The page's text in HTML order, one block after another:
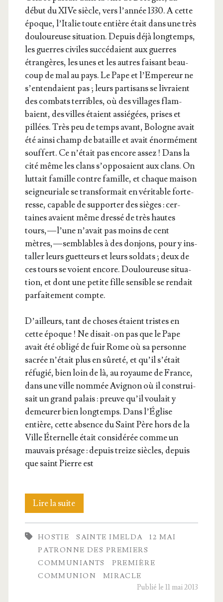
début du XIVe siècle, vers l’an­née 1330. A cette
époque, l’I­ta­lie toute entière était dans une très
dou­lou­reuse situa­tion. Depuis déjà long­temps,
les guerres civiles suc­cé­daient aux guerres
étran­gères, les unes et les autres fai­sant beau­
coup de mal au pays. Le Pape et l’Em­pe­reur ne
s’en­ten­daient pas ; leurs par­ti­sans se livraient
des com­bats ter­ribles, où des vil­lages flam­
baient, des villes étaient assié­gées, prises et
pillées. Très peu de temps avant, Bologne avait
été ain­si champ de bataille et avait énor­mé­ment
souf­fert. Ce n’é­tait pas encore assez ! Dans la
cité même les clans s’op­po­saient aux clans. On
lut­tait famille contre famille, et chaque mai­son
sei­gneu­riale se trans­for­mait en véri­table for­te­
resse, capable de sup­por­ter des sièges : cer­
taines avaient même dres­sé de très hautes
tours, — l’une n’a­vait pas moins de cent
mètres, — sem­blables à des don­jons, pour y ins­
tal­ler leurs guet­teurs et leurs sol­dats ; deux de
ces tours se voient encore. Dou­lou­reuse situa­
tion, et dont une petite fille sen­sible se ren­dait
par­fai­te­ment compte.
D’ailleurs, tant de choses étaient tristes en
cette époque ! Ne disait-on pas que le Pape
avait été obli­gé de fuir Rome où sa per­sonne
sacrée n’é­tait plus en sûre­té, et qu’il s’é­tait
réfu­gié, bien loin de là, au royaume de France,
dans une ville nom­mée Avi­gnon où il construi­
sait un grand palais : preuve qu’il vou­lait y
demeu­rer bien long­temps. Dans l’Église
entière, cette absence du Saint Père hors de la
Ville Éter­nelle était consi­dé­rée comme un
mau­vais pré­sage : depuis treize siècles, depuis
que saint Pierre est
Lire la suiteLa
com­
mu­
nion
d’Imalda
HOSTIE SAINTE IMELDA
12 MAI
PATRONNE DES PREMIERS
COMMUNIANTS
PREMIÈRE
COMMUNION
MIRACLE
Publié le 11 mai 2013